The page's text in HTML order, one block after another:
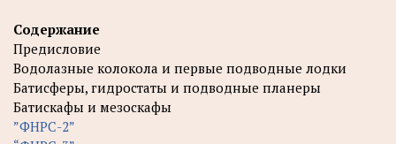
Содержание
Предисловие
Водолазные колокола и первые подводные лодки
Батисферы, гидростаты и подводные планеры
Батискафы и мезоскафы
”ФНРС-2”